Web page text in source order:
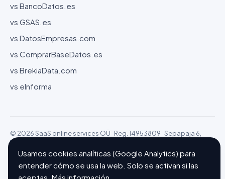
vs BancoDatos.es
vs GSAS.es
vs DatosEmpresas.com
vs ComprarBaseDatos.es
vs BrekiaData.com
vs eInforma
© 2026 SaaS online services OÜ · Reg. 14953809 · Sepapaja 6,
15551 Tallinn (Estonia)
Configurar cookiesHecho con ❤ en Barcelona
Usamos cookies analíticas (Google Analytics) para
entender cómo se usa la web. Solo se activan si las